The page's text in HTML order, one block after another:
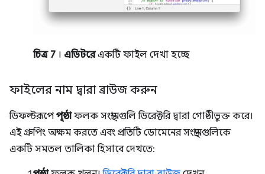
চিত্র 7 । এডিটরেএকটি ফাইল দেখা হচ্ছে
ফাইলের নাম দ্বারা ব্রাউজ করুন
ডিফল্টরূপেপৃষ্ঠাফলক সংস্থানগুলি ডিরেক্টরি দ্বারা গোষ্ঠীভুক্ত করে।
এই গ্রুপিং অক্ষম করতে এবং প্রতিটি ডোমেনের সংস্থানগুলিকে
একটি সমতল তালিকা হিসাবে দেখতে: